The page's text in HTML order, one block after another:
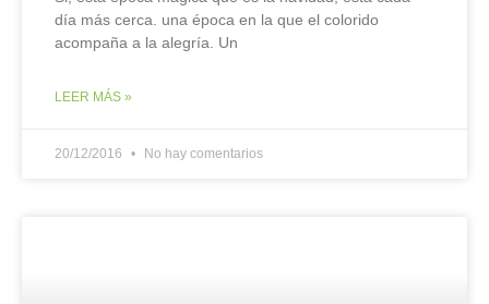
día más cerca. una época en la que el colorido
acompaña a la alegría. Un
LEER MÁS »
20/12/2016 No hay comentarios